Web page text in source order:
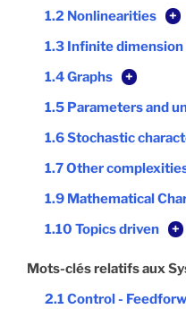
1.2 Nonlinearities
+
1.3 Infinite dimension
1.4 Graphs
+
1.5 Parameters and
1.6 Stochastic
1.7 Other
1.9 Mathematical
1.10 Topics driven
+
Mots-clés relatifs aux
2.1 Control -